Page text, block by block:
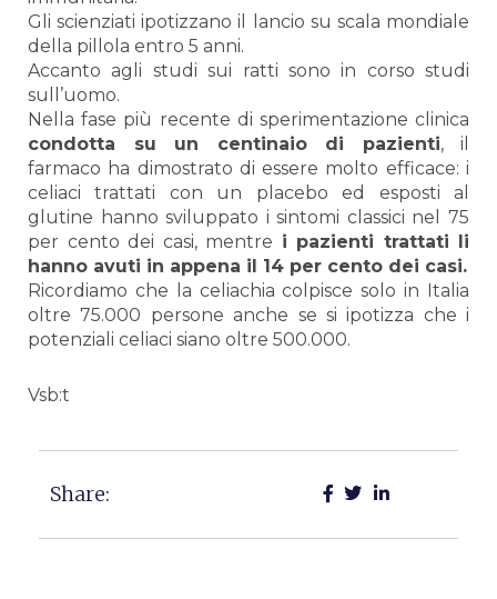
Gli scienziati ipotizzano il lancio su scala mondiale
della pillola entro 5 anni.
Accanto agli studi sui ratti sono in corso studi
sull’uomo.
Nella fase più recente di sperimentazione clinica
condotta su un centinaio di pazienti, il
farmaco ha dimostrato di essere molto efficace: i
celiaci trattati con un placebo ed esposti al
glutine hanno sviluppato i sintomi classici nel 75
per cento dei casi, mentre i pazienti trattati li
hanno avuti in appena il 14 per cento dei casi.
Ricordiamo che la celiachia colpisce solo in Italia
oltre 75.000 persone anche se si ipotizza che i
potenziali celiaci siano oltre 500.000.
Vsb:t
Share: